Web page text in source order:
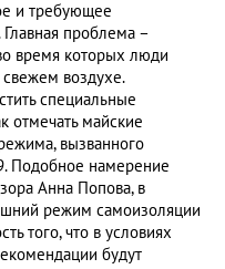
и требующее
проблема –
время которых люди
воздухе.
специальные
отмечать майские
вызванного
Подобное намерение
Анна Попова, в
режим самоизоляции
того, что в условиях
будут